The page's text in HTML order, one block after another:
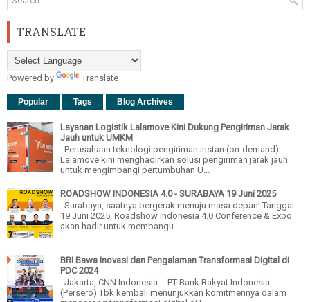
TRANSLATE
Powered by Translate
Popular Tags Blog Archives
Layanan Logistik Lalamove Kini Dukung Pengiriman Jarak
Jauh untuk UMKM
Perusahaan teknologi pengiriman instan (on-demand)
Lalamove kini menghadirkan solusi pengiriman jarak jauh
untuk mengimbangi pertumbuhan U...
ROADSHOW INDONESIA 4.0 - SURABAYA 19 Juni 2025
Surabaya, saatnya bergerak menuju masa depan! Tanggal
19 Juni 2025, Roadshow Indonesia 4.0 Conference & Expo
akan hadir untuk membangu...
BRI Bawa Inovasi dan Pengalaman Transformasi Digital di
PDC 2024
Jakarta, CNN Indonesia -- PT Bank Rakyat Indonesia
(Persero) Tbk kembali menunjukkan komitmennya dalam